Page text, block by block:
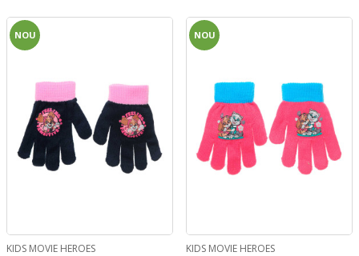
NOU
KIDS MOVIE HEROES
NOU
KIDS MOVIE HEROES